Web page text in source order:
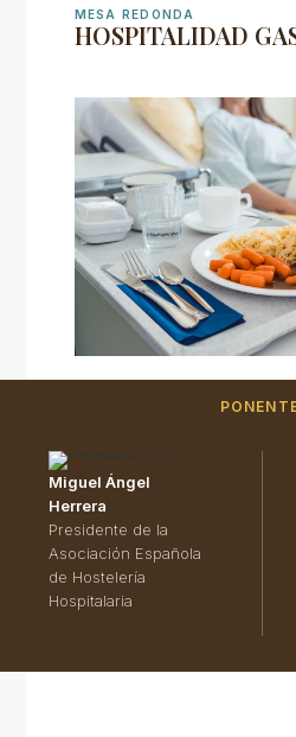
MESA REDONDA
HOSPITALIDAD
Miguel Ángel
Herrera
Presidente de la
Asociación Española
de Hostelería
Hospitalaria